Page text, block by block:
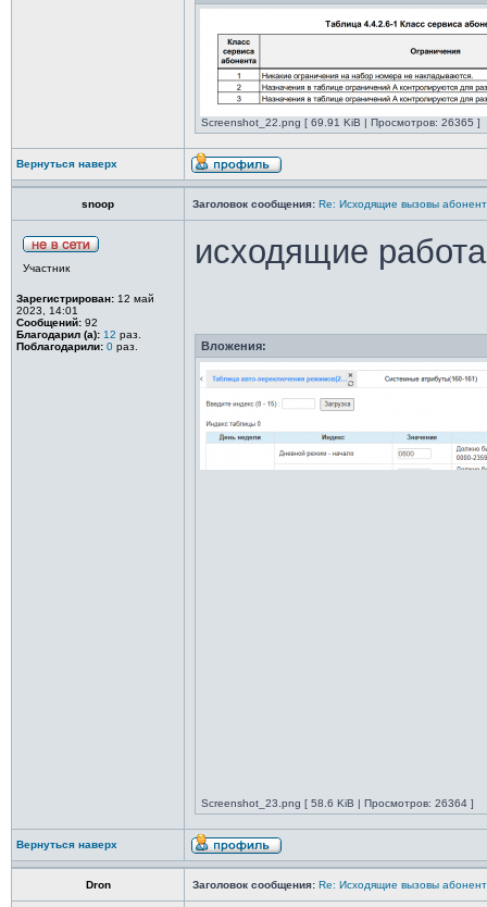
Screenshot_22.png [ 69.91 KiB | Просмотров: 26365 ]
Вернуться наверх
snoop Заголовок сообщения: Re: Исходящие вызовы
Участник
Зарегистрирован: 12 май
2023, 14:01
Сообщений: 92
Благодарил (а): 12 раз.
Поблагодарили: 0 раз.
исходящие
Вложения:
Screenshot_23.png [ 58.6 KiB | Просмотров: 26364 ]
Вернуться наверх
Dron Заголовок сообщения: Re: Исходящие вызовы